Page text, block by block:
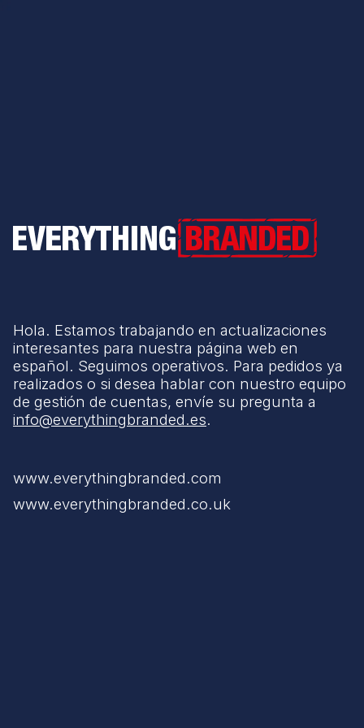
Everything Branded
Hola. Estamos trabajando en actualizaciones
interesantes para nuestra página web en
español. Seguimos operativos. Para pedidos ya
realizados o si desea hablar con nuestro equipo
de gestión de cuentas, envíe su pregunta a
info@everythingbranded.es.
www.everythingbranded.com
www.everythingbranded.co.uk